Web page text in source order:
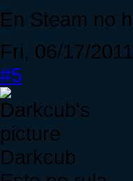
En Steam no
Fri, 06/17/
#5
Darkcub